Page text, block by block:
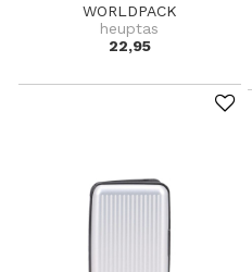
WORLDPACK
heuptas
22,95